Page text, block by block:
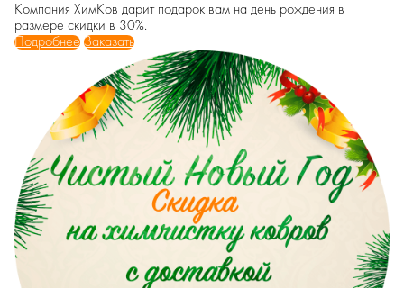
Компания ХимКов дарит подарок вам на день рождения в
размере скидки в 30%.
Подробнее Заказать